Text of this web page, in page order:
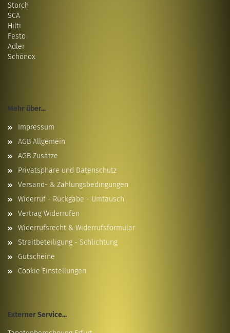
Storch
SCA
Hilti
Festo
Adler
Schönox
Mehr über...
Impressum
AGB Allgemein
AGB Zusätze
Privatsphäre und Datenschutz
Versand- & Zahlungsbedingungen
Widerruf - Rückgabe - Umtausch
Vertrag Widerrufen
Widerrufsrecht & Widerrufsformular
Streitbeteiligung - Schlichtung
Gutscheine
Cookie Einstellungen
Externer Service...